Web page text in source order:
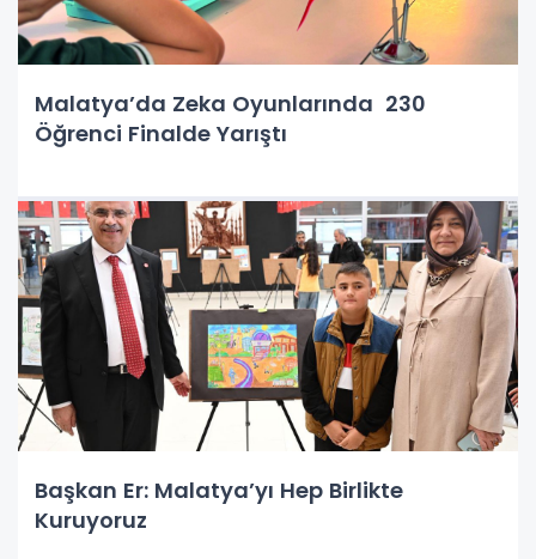
Malatya’da Zeka Oyunlarında 230
Öğrenci Finalde Yarıştı
Başkan Er: Malatya’yı Hep Birlikte
Kuruyoruz